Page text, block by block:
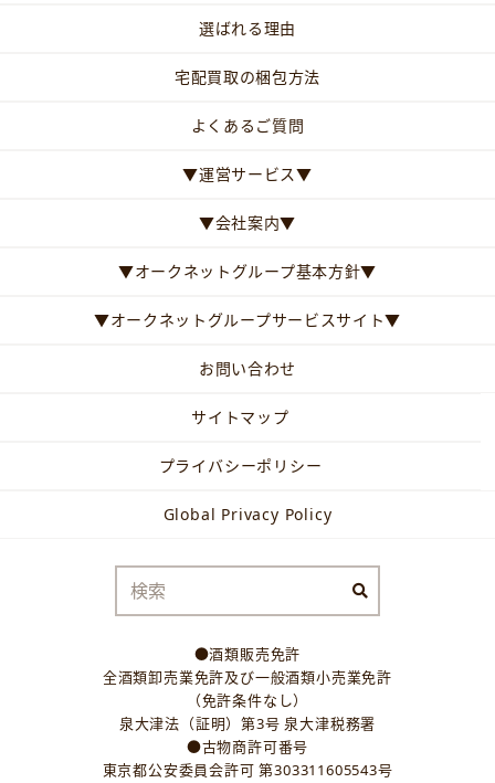
選ばれる理由
宅配買取の梱包方法
よくあるご質問
▼運営サービス▼
▼会社案内▼
▼オークネットグループ基本方針▼
▼オークネットグループサービスサイト▼
お問い合わせ
サイトマップ
プライバシーポリシー
Global Privacy Policy
●酒類販売免許
全酒類卸売業免許及び一般酒類小売業免許
（免許条件なし）
泉大津法（証明）第3号 泉大津税務署
●古物商許可番号
東京都公安委員会許可 第303311605543号